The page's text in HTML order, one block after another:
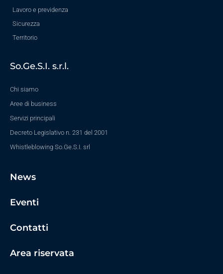
Lavoro e previdenza
Sicurezza
Territorio
So.Ge.S.I. s.r.l.
Chi siamo
Aree di business
Servizi principali
Decreto Legislativo n. 231 del 2001
Whistleblowing So.Ge.S.I. srl
News
Eventi
Contatti
Area riservata